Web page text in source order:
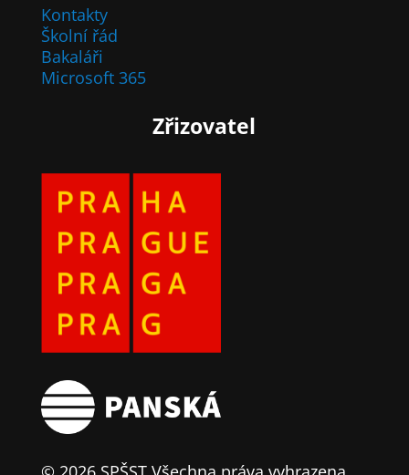
Kontakty
Školní řád
Bakaláři
Microsoft 365
Zřizovatel